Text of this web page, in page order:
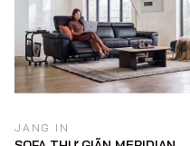
JANG IN